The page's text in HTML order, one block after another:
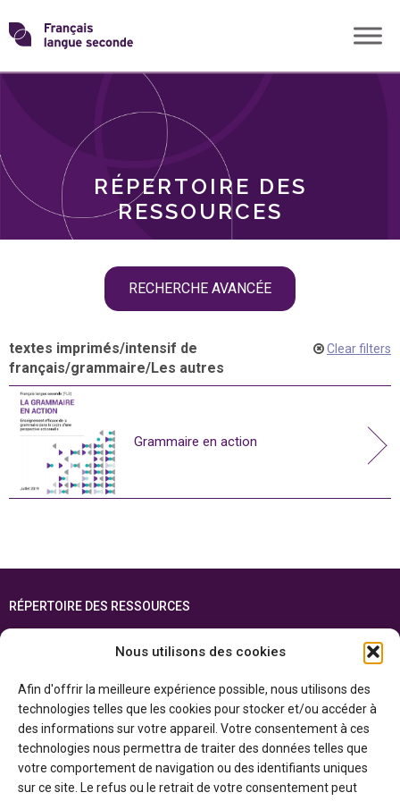
Nous utilisons des cookies
Afin d'offrir la meilleure expérience possible, nous utilisons des
technologies telles que les cookies pour stocker et/ou accéder à
des informations sur votre appareil. Votre consentement à ces
technologies nous permettra de traiter des données telles que
votre comportement de navigation ou des identifiants uniques
sur ce site. Le refus ou le retrait de votre consentement peut
Skip
toTransformons
langue
RÉPERTOIRE DES
RESSOURCES
RECHERCHE AVANCÉE
THÈMES
textes imprimés/intensif de
français/grammaire/Les autres
Clear filters
Grammaire en action
RÉPERTOIRE DES RESSOURCES
ENGLISH
Cette ressource est réalisée grâce au soutien financier du gouvernement de
l’Ontario et du gouvernement duCanada par l’entremise du ministère du
Patrimoine canadien